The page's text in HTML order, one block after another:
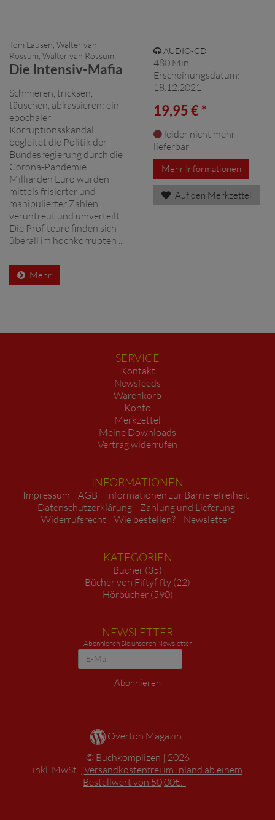
Tom Lausen, Walter van
Rossum, Walter van Rossum
Die Intensiv-Mafia
Schmieren, tricksen,
täuschen, abkassieren: ein
epochaler
Korruptionsskandal
begleitet die Politik der
Bundesregierung durch die
Corona-Pandemie.
Milliarden Euro wurden
mittels frisierter und
manipulierter Zahlen
veruntreut und umverteilt
Die Profiteure finden sich
überall im hochkorrupten ...
Mehr
AUDIO-CD
480 Min
Erscheinungsdatum:
18.12.2021
19,95 € *
leider nicht mehr
lieferbar
Mehr Informationen
Auf den Merkzettel
SERVICE
Kontakt
Newsfeeds
Warenkorb
Konto
Merkzettel
Meine Downloads
Vertrag widerrufen
INFORMATIONEN
Impressum AGB
Informationen zur Barrierefreiheit
Datenschutzerklärung
Zahlung und Lieferung
Widerrufsrecht
Wie bestellen? Newsletter
KATEGORIEN
Bücher (35)
Bücher von Fiftyfifty (22)
Hörbücher (590)
NEWSLETTER
Abonnieren Sie unseren Newsletter
Newsletter
Abonnieren
Overton Magazin
Buchkomplizen
2026
* inkl. MwSt. , Versandkostenfrei im Inland ab einem
Bestellwert von 50,00€.